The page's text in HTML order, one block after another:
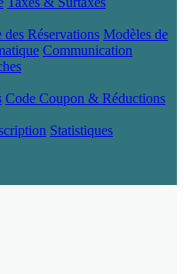
des Réservations Modèles de
Communication
Code Coupon & Réductions
Statistiques